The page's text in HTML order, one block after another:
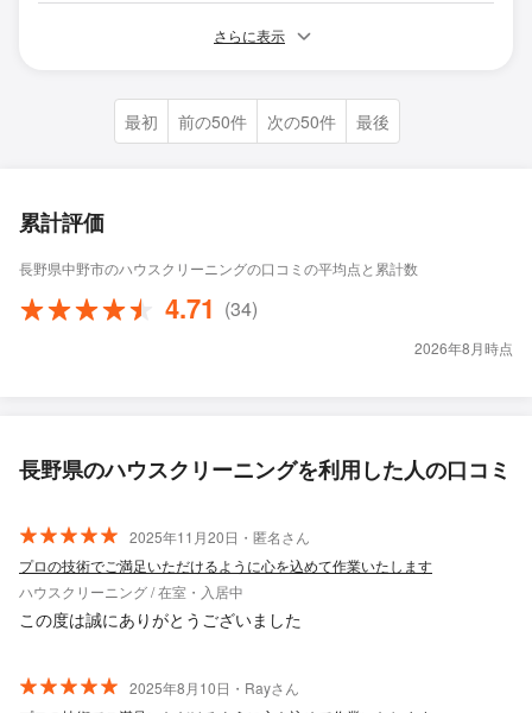
さらに表示
最初 前の50件 次の50件 最後
累計評価
長野県中野市のハウスクリーニングの口コミの平均点と累計数
4.71 (34)
2026年8月時点
長野県のハウスクリーニングを利用した人の口コミ
2025年11月20日・匿名さん
プロの技術でご満足いただけるように心を込めて作業いたします
ハウスクリーニング / 在室・入居中
この度は誠にありがとうございました
2025年8月10日・Rayさん